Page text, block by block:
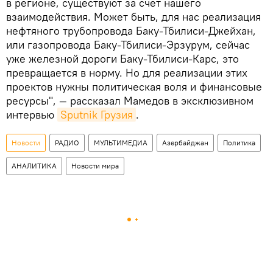
взаимодействия. Может быть, для нас реализация
нефтяного трубопровода Баку-Тбилиси-Джейхан,
или газопровода Баку-Тбилиси-Эрзурум, сейчас
уже железной дороги Баку-Тбилиси-Карс, это
превращается в норму. Но для реализации этих
проектов нужны политическая воля и финансовые
ресурсы", — рассказал Мамедов в эксклюзивном
интервью Sputnik Грузия .
Новости РАДИО МУЛЬТИМЕДИА Азербайджан Политика
АНАЛИТИКА Новости мира